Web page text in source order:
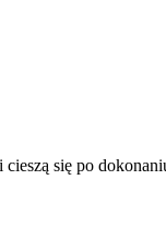
się po